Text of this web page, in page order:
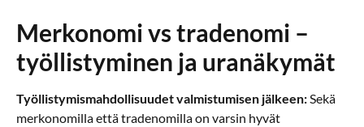
Merkonomi vs tradenomi –
työllistyminen ja uranäkymät
Työllistymismahdollisuudet valmistumisen jälkeen:Sekä
merkonomilla että tradenomilla on varsin hyvät